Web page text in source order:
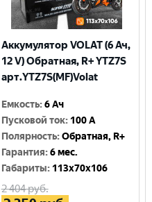
Аккумулятор VOLAT (6 Ач,
12 V) Обратная, R+ YTZ7S
арт.YTZ7S(MF)Volat
Емкость:6 Ач
Пусковой ток: 100 A
Полярность:Обратная, R+
Гарантия:6 мес.
Габариты: 113x70x106
2 404руб.